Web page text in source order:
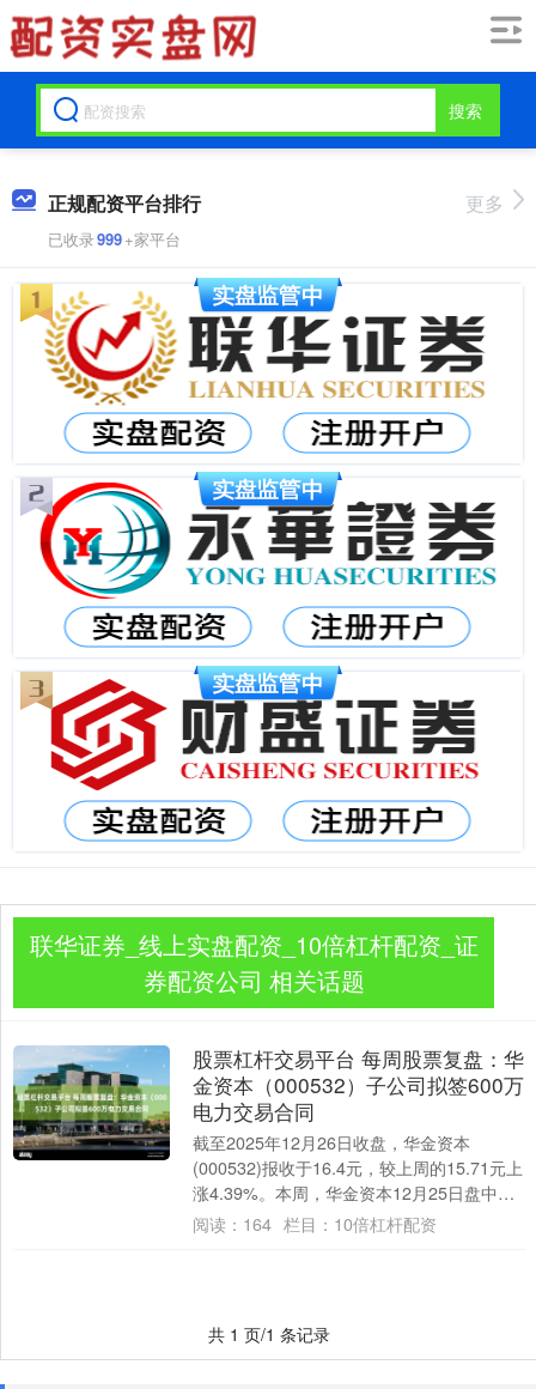
搜索
正规配资平台排行
已收录999+家平台
更多
联华证券_线上实盘配资_10倍杠杆配资_证
券配资公司 相关话题
股票杠杆交易平台 每周股票复盘：华
金资本（000532）子公司拟签600万
电力交易合同
截至2025年12月26日收盘，华金资本
(000532)报收于16.4元，较上周的15.71元上
涨4.39%。本周，华金资本12月25日盘中最
高价报17.62元....
阅读： 164 栏目： 10倍杠杆配资
共 1 页/1 条记录